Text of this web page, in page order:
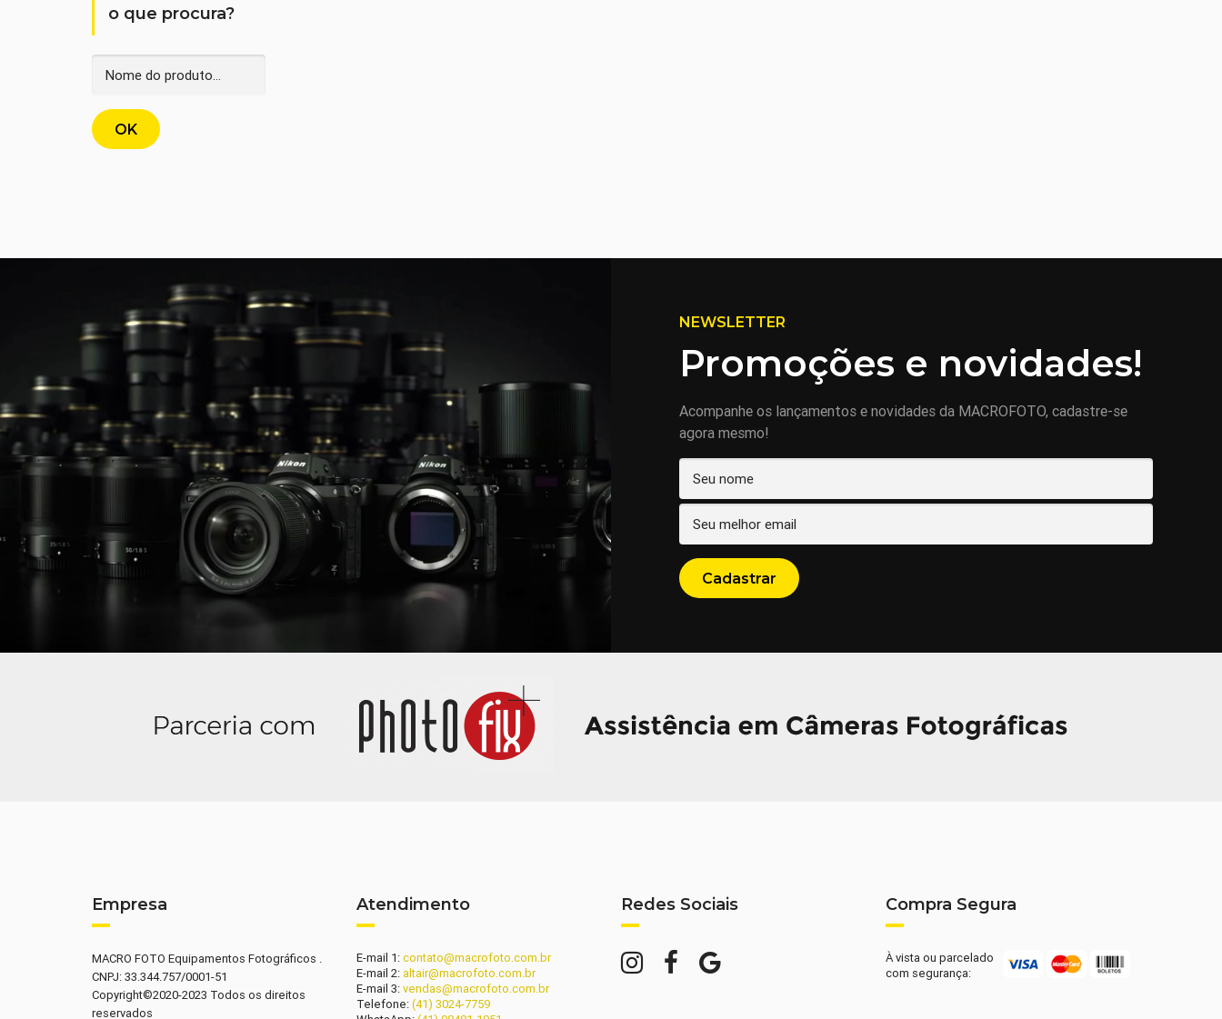
o que procura?
NEWSLETTER
Promoções e novidades!
Acompanhe os lançamentos e novidades da MACROFOTO, cadastre-se
agora mesmo!
Empresa
MACRO FOTO Equipamentos Fotográficos .
CNPJ: 33.344.757/0001-51
Copyright©2020-2023 Todos os direitos
reservados
Atendimento
E-mail 1:contato@macrofoto.com.br
E-mail 2: altair@macrofoto.com.br
E-mail 3:vendas@macrofoto.com.br
Telefone:(41) 3024-7759
Redes Sociais Compra Segura
À vista ou parcelado
com segurança: